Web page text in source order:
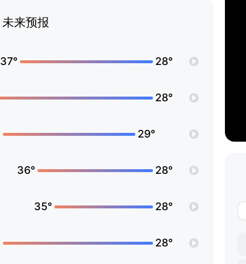
未来预报
37° 28°
28°
29°
36° 28°
35° 28°
28°